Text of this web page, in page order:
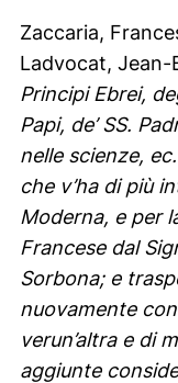
Zaccaria,
Ladvocat, Jean-
Principi Ebrei,
Papi, de’ SS.
nelle scienze,
che v’ha di più
Moderna, e per
Francese dal
Sorbona; e
nuovamente
verun’altra e di
aggiunte